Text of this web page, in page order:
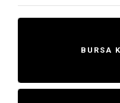
BURSA